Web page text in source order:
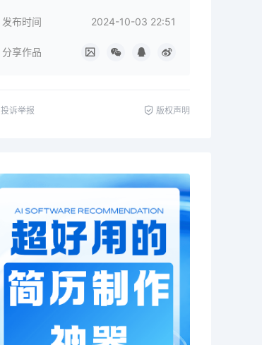
发布时间 2024-10-03 22:51
分享作品
投诉举报 版权声明